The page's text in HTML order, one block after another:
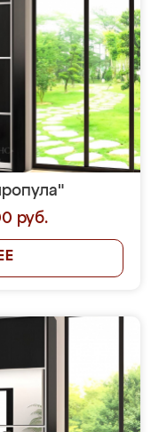
руб.